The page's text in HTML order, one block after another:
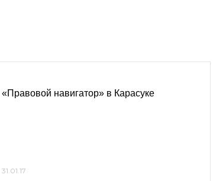
«Правовой навигатор» в Карасуке
31.01.17